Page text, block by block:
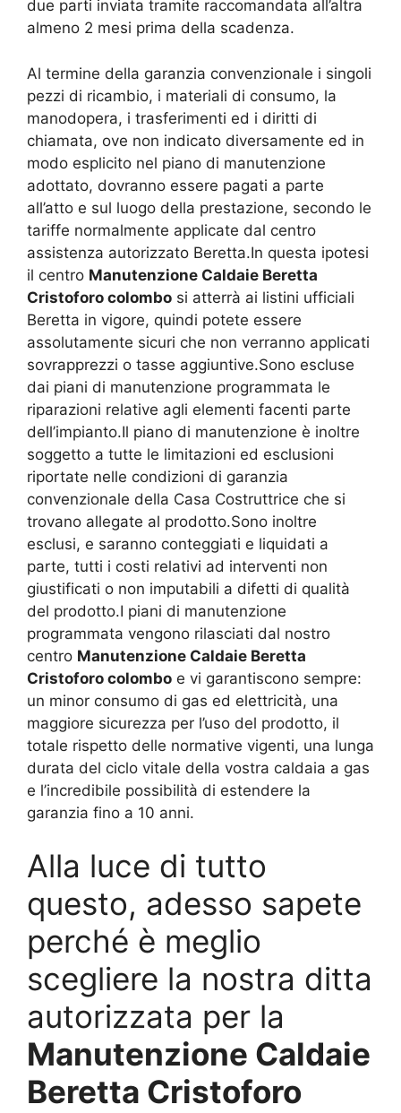
due parti inviata tramite raccomandata all’altra
almeno 2 mesi prima della scadenza.
Al termine della garanzia convenzionale i singoli
pezzi di ricambio, i materiali di consumo, la
manodopera, i trasferimenti ed i diritti di
chiamata, ove non indicato diversamente ed in
modo esplicito nel piano di manutenzione
adottato, dovranno essere pagati a parte
all’atto e sul luogo della prestazione, secondo le
tariffe normalmente applicate dal centro
assistenza autorizzato Beretta.In questa ipotesi
il centro Manutenzione Caldaie Beretta
Cristoforo colombo si atterrà ai listini ufficiali
Beretta in vigore, quindi potete essere
assolutamente sicuri che non verranno applicati
sovrapprezzi o tasse aggiuntive.Sono escluse
dai piani di manutenzione programmata le
riparazioni relative agli elementi facenti parte
dell’impianto.Il piano di manutenzione è inoltre
soggetto a tutte le limitazioni ed esclusioni
riportate nelle condizioni di garanzia
convenzionale della Casa Costruttrice che si
trovano allegate al prodotto.Sono inoltre
esclusi, e saranno conteggiati e liquidati a
parte, tutti i costi relativi ad interventi non
giustificati o non imputabili a difetti di qualità
del prodotto.I piani di manutenzione
programmata vengono rilasciati dal nostro
centro Manutenzione Caldaie Beretta
Cristoforo colombo e vi garantiscono sempre:
un minor consumo di gas ed elettricità, una
maggiore sicurezza per l’uso del prodotto, il
totale rispetto delle normative vigenti, una lunga
durata del ciclo vitale della vostra caldaia a gas
e l’incredibile possibilità di estendere la
garanzia fino a 10 anni.
Alla luce di tutto
questo, adesso sapete
perché è meglio
scegliere la nostra ditta
autorizzata per la
Manutenzione Caldaie
Beretta Cristoforo